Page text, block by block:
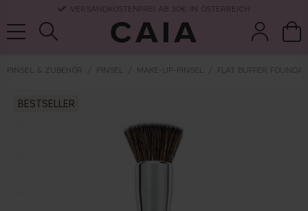
LIEFERUNG NACH HAUSE, LIEFERZEIT 2-4 WERKTAGE
PINSEL & ZUBEHÖR PINSEL MAKE-UP-PINSEL FLAT BUFFER
BESTSELLER
parfüm